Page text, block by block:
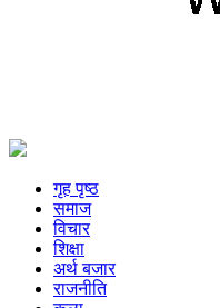
गृह पृष्ठ
समाज
विचार
शिक्षा
अर्थ बजार
राजनीति